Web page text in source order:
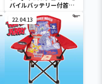
バイルバッテリー付首か
22.04.13